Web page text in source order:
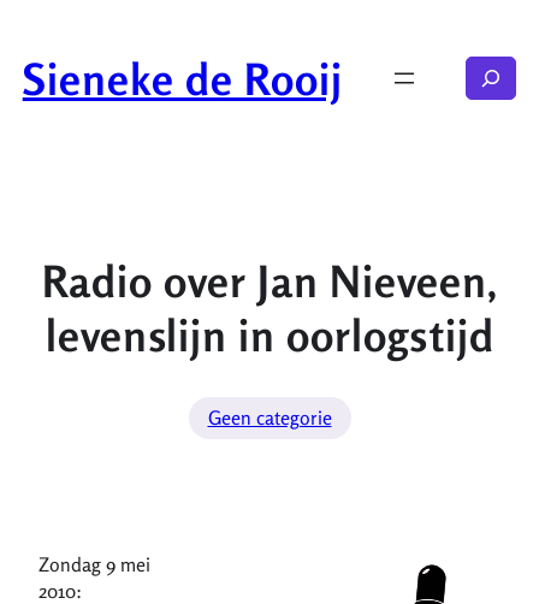
naar
deSieneke de Rooij Zoeken
Radio over Jan Nieveen,
levenslijn in oorlogstijd
Geen categorie
Zondag 9 mei
2010: